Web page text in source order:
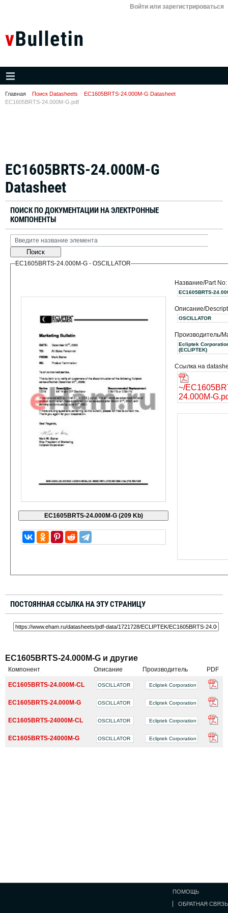
Войти или зарегистрироваться
Главная Поиск Datasheets
EC1605BRTS-24.000M-G Datasheet
EC1605BRTS-24.000M-G.pdf
EC1605BRTS-24.000M-G
Datasheet
ПОИСК ПО ДОКУМЕНТАЦИИ НА ЭЛЕКТРОННЫЕ
КОМПОНЕНТЫ
Поиск
EC1605BRTS-24.000M-G - OSCILLATOR
Название/Part No:
EC1605BRTS-
Описание/
OSCILLATOR
Производитель/
Ecliptek
(ECLIPTEK)
Ссылка на
~/
24.000M-
ПОСТОЯННАЯ ССЫЛКА НА ЭТУ СТРАНИЦУ
EC1605BRTS-24.000M-G и другие
Компонент Описание Производитель PDF
EC1605BRTS-24.000M-CL OSCILLATOR Ecliptek Corporation
EC1605BRTS-24.000M-G OSCILLATOR Ecliptek Corporation
EC1605BRTS-24000M-CL OSCILLATOR Ecliptek Corporation
EC1605BRTS-24000M-G OSCILLATOR Ecliptek Corporation
ПОМОЩЬ
ОБРАТНАЯ СВЯЗЬ